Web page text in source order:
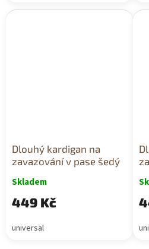
Dlouhý kardigan na
zavazování v pase šedý
Skladem
449 Kč
universal